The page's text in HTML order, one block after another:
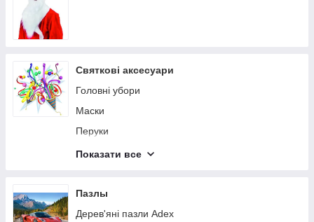
Костюми для малюків
Святкові аксесуари
Головні убори
Маски
Перуки
Декор для Хеллоуїна
Обручі, ріжки
Карнавальні плащі
Показати все
Пазлы
Дерев'яні пазли Adex